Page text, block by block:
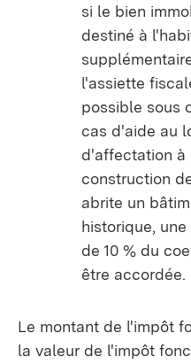
si le bien
destiné à
l'assiette
possible sous
cas d'aide au
d'affectation à
construction
abrite un
historique,
de 10 % du
être accordée.
Le montant de l'impôt
la valeur de l'impôt